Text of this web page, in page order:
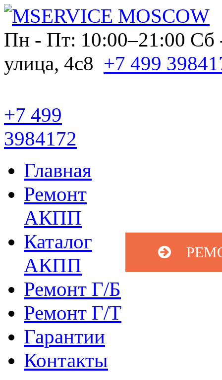
Пн - Пт: 10:00–21:00 Сб
улица, 4с8 +7 499
+7 499
3984172
Главная
Ремонт
АКПП
Каталог
АКПП
Ремонт Г/Б
Ремонт Г/Т
Гарантии
Контакты